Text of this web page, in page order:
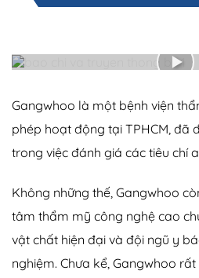
Gangwhoo là một bệnh viện
phép hoạt động tại TPHCM, đã
trong việc đánh giá các tiêu chí
Không những thế, Gangwhoo
tâm thẩm mỹ công nghệ cao
vật chất hiện đại và đội ngũ y
nghiệm. Chưa kể, Gangwhoo